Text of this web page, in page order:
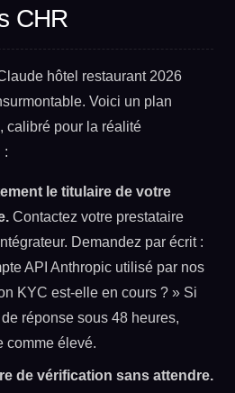
CHR
hôtel restaurant 2026
Voici un plan
calibré pour la réalité
:
le titulaire de votre
Contactez votre prestataire
Demandez par écrit :
API Anthropic utilisé par nos
KYC est-elle en cours ? » Si
réponse sous 48 heures,
comme élevé.
de vérification sans attendre.